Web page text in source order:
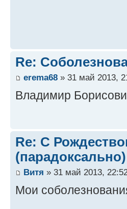
Re:
erema68 » 31 май 2013,
Владимир
Re: С
(парадоксально)
Витя » 31 май 2013,
Мои